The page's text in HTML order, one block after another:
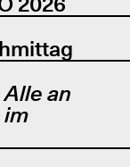
Alle an
im